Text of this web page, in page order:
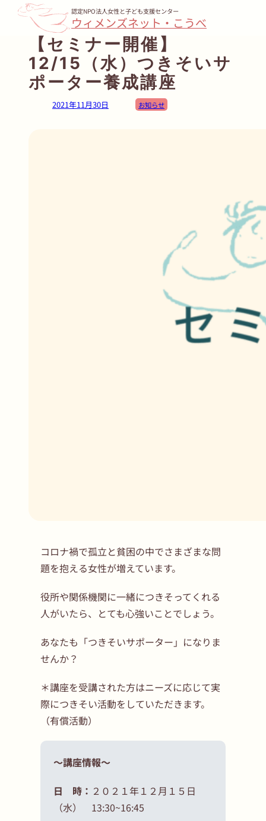
認定NPO法人女性と子ども支援センター
ウィメンズネット・こうべ
【セミナー開催】
12/15（水）つきそいサ
ポーター養成講座
2021年11月30日 お知らせ
コロナ禍で孤立と貧困の中でさまざまな問
題を抱える女性が増えています。
役所や関係機関に一緒につきそってくれる
人がいたら、とても心強いことでしょう。
あなたも「つきそいサポーター」になりま
せんか？
＊講座を受講された方はニーズに応じて実
際につきそい活動をしていただきます。
（有償活動）
～講座情報～
日 時： ２０２１年１２月１５日
（水） 13:30~16:45